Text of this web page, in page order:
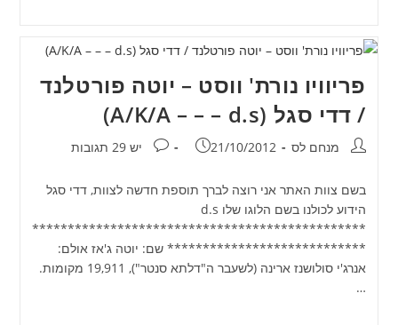
פריוויו נורת' ווסט – יוטה פורטלנד
/ דדי סגל (A/K/A – – – d.s)
מחבר:מנחם לס פורסם:
21/10/2012 תגובות:
יש 29 תגובות
בשם צוות האתר אני רוצה לברך תוספת חדשה לצוות, דדי סגל
הידוע לכולנו בשם הלוגו שלו d.s
***********************************************
**************************** שם: יוטה ג'אז אולם:
אנרג'י סולושנז ארינה (לשעבר ה"דלתא סנטר"), 19,911 מקומות.
…